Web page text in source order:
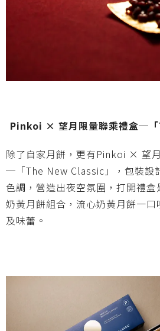
Pinkoi × 望月限量聯乘禮盒─
除了自家月餅，更有Pinkoi × 望
─「The New Classic」，包裝設
色調，營造出夜空氛圍，打開禮
奶黃月餅組合，流心奶黃月餅一
及味蕾。